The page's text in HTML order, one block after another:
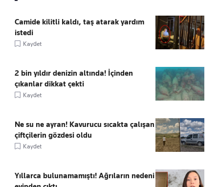
Camide kilitli kaldı, taş atarak yardım
istedi
Kaydet
2 bin yıldır denizin altında! İçinden
çıkanlar dikkat çekti
Kaydet
Ne su ne ayran! Kavurucu sıcakta çalışan
çiftçilerin gözdesi oldu
Kaydet
Yıllarca bulunamamıştı! Ağrıların nedeni